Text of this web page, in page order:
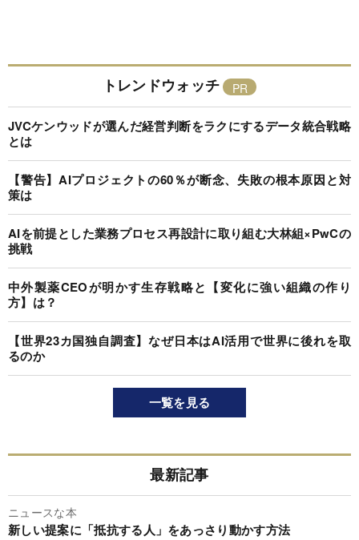
トレンドウォッチ
JVCケンウッドが選んだ経営判断をラクにするデータ統合戦略
とは
【警告】AIプロジェクトの60％が断念、失敗の根本原因と対
策は
AIを前提とした業務プロセス再設計に取り組む大林組×PwCの
挑戦
中外製薬CEOが明かす生存戦略と【変化に強い組織の作り
方】は？
【世界23カ国独自調査】なぜ日本はAI活用で世界に後れを取
るのか
一覧を見る
最新記事
ニュースな本
新しい提案に「抵抗する人」をあっさり動かす方法